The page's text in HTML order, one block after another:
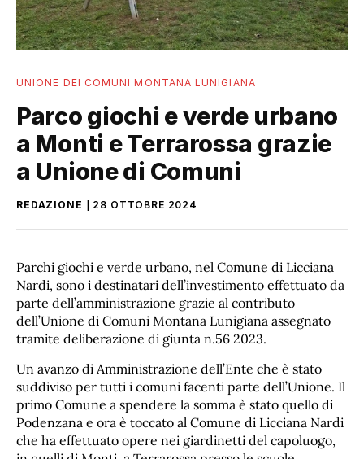
UNIONE DEI COMUNI MONTANA LUNIGIANA
Parco giochi e verde urbano
a Monti e Terrarossa grazie
a Unione di Comuni
REDAZIONE 28 OTTOBRE 2024
Parchi giochi e verde urbano, nel Comune di Licciana
Nardi, sono i destinatari dell’investimento effettuato da
parte dell’amministrazione grazie al contributo
dell’Unione di Comuni Montana Lunigiana assegnato
tramite deliberazione di giunta n.56 2023.
Un avanzo di Amministrazione dell’Ente che è stato
suddiviso per tutti i comuni facenti parte dell’Unione. Il
primo Comune a spendere la somma è stato quello di
Podenzana e ora è toccato al Comune di Licciana Nardi
che ha effettuato opere nei giardinetti del capoluogo,